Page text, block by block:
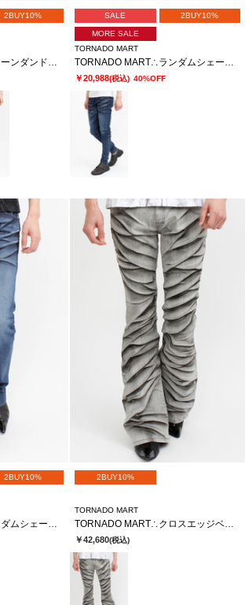
2BUY10% SALE 2BUY10%
MORE SALE
TORNADO MART
￥20,988(税込) 40%OFF
2BUY10%
TORNADO MART∴ランダムシェービングシューカットデニム
2BUY10%
TORNADO MART
TORNADO MART∴クロスエッジベルボトム
￥42,680(税込)